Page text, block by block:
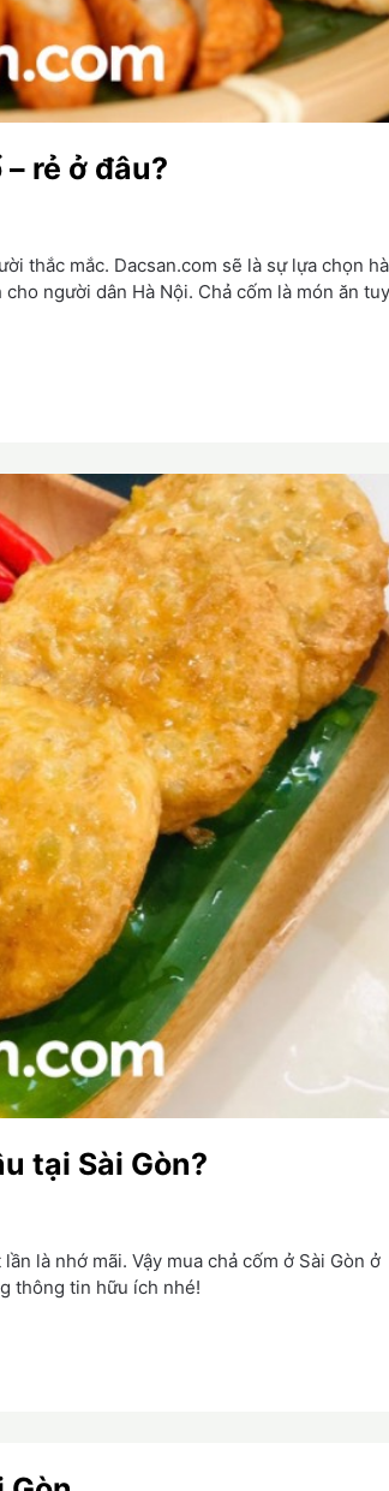
rẻ ở đâu?
thắc mắc. Dacsan.com sẽ là sự lựa chọn
người dân Hà Nội. Chả cốm là món ăn tuy
tại Sài Gòn?
là nhớ mãi. Vậy mua chả cốm ở Sài Gòn ở
thông tin hữu ích nhé!